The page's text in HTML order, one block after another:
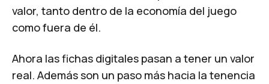
valor, tanto dentro de la economía del juego
como fuera de él.
Ahora las fichas digitales pasan a tener un valor
real. Además son un paso más hacia la tenencia